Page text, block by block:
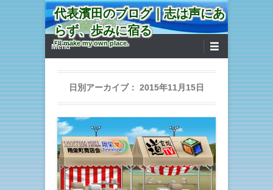
代表濱田のブログ｜志は声にあ
らず、歩みに宿る
I'll make my own place.
第1メニュー
コンテンツへ移動
Menu
日別アーカイブ： 2015年11月15日